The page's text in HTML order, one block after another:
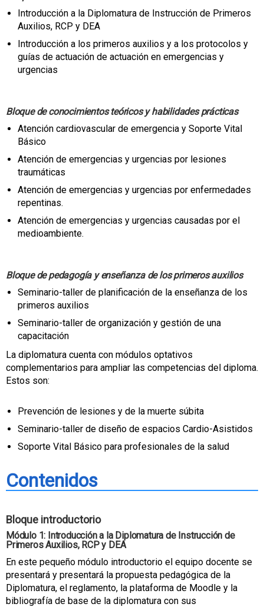
Introducción a la Diplomatura de Instrucción de Primeros
Auxilios, RCP y DEA
Introducción a los primeros auxilios y a los protocolos y
guías de actuación de actuación en emergencias y
urgencias
Bloque de conocimientos teóricos y habilidades prácticas
Atención cardiovascular de emergencia y Soporte Vital
Básico
Atención de emergencias y urgencias por lesiones
traumáticas
Atención de emergencias y urgencias por enfermedades
repentinas.
Atención de emergencias y urgencias causadas por el
medioambiente.
Bloque de pedagogía y enseñanza de los primeros auxilios
Seminario-taller de planificación de la enseñanza de los
primeros auxilios
Seminario-taller de organización y gestión de una
capacitación
La diplomatura cuenta con módulos optativos
complementarios para ampliar las competencias del diploma.
Estos son:
Prevención de lesiones y de la muerte súbita
Seminario-taller de diseño de espacios Cardio-Asistidos
Soporte Vital Básico para profesionales de la salud
Contenidos
Bloque introductorio
Módulo 1: Introducción a la Diplomatura de Instrucción de
Primeros Auxilios, RCP y DEA
En este pequeño módulo introductorio el equipo docente se
presentará y presentará la propuesta pedagógica de la
Diplomatura, el reglamento, la plataforma de Moodle y la
bibliografía de base de la diplomatura con sus